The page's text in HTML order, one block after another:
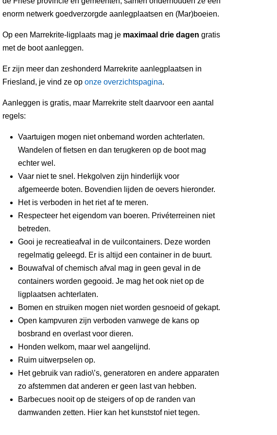
enorm netwerk goedverzorgde aanlegplaatsen en (Mar)boeien.
Op een Marrekrite-ligplaats mag je maximaal drie dagen gratis
met de boot aanleggen.
Er zijn meer dan zeshonderd Marrekrite aanlegplaatsen in
Friesland, je vind ze op onze overzichtspagina.
Aanleggen is gratis, maar Marrekrite stelt daarvoor een aantal
regels:
Vaartuigen mogen niet onbemand worden achterlaten.
Wandelen of fietsen en dan terugkeren op de boot mag
echter wel.
Vaar niet te snel. Hekgolven zijn hinderlijk voor
afgemeerde boten. Bovendien lijden de oevers hieronder.
Het is verboden in het riet af te meren.
Respecteer het eigendom van boeren. Privéterreinen niet
betreden.
Gooi je recreatieafval in de vuilcontainers. Deze worden
regelmatig geleegd. Er is altijd een container in de buurt.
Bouwafval of chemisch afval mag in geen geval in de
containers worden gegooid. Je mag het ook niet op de
ligplaatsen achterlaten.
Bomen en struiken mogen niet worden gesnoeid of gekapt.
Open kampvuren zijn verboden vanwege de kans op
bosbrand en overlast voor dieren.
Honden welkom, maar wel aangelijnd.
Ruim uitwerpselen op.
Het gebruik van radio\’s, generatoren en andere apparaten
zo afstemmen dat anderen er geen last van hebben.
Barbecues nooit op de steigers of op de randen van
damwanden zetten. Hier kan het kunststof niet tegen.